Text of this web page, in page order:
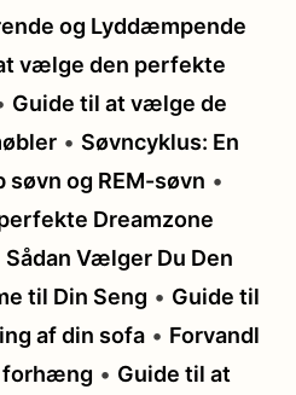
og Lyddæmpende
vælge den perfekte
Guide til at vælge de
• Søvncyklus: En
og REM-søvn •
Dreamzone
Sådan Vælger Du Den
til Din Seng • Guide til
af din sofa • Forvandl
forhæng • Guide til at